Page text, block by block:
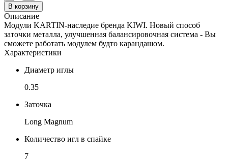
В корзину
Описание
Модули KARTIN-наследие бренда KIWI. Новый способ
заточки металла, улучшенная балансировочная система - Вы
сможете работать модулем будто карандашом.
Характеристики
Диаметр иглы
0.35
Заточка
Long Magnum
Количество игл в спайке
7